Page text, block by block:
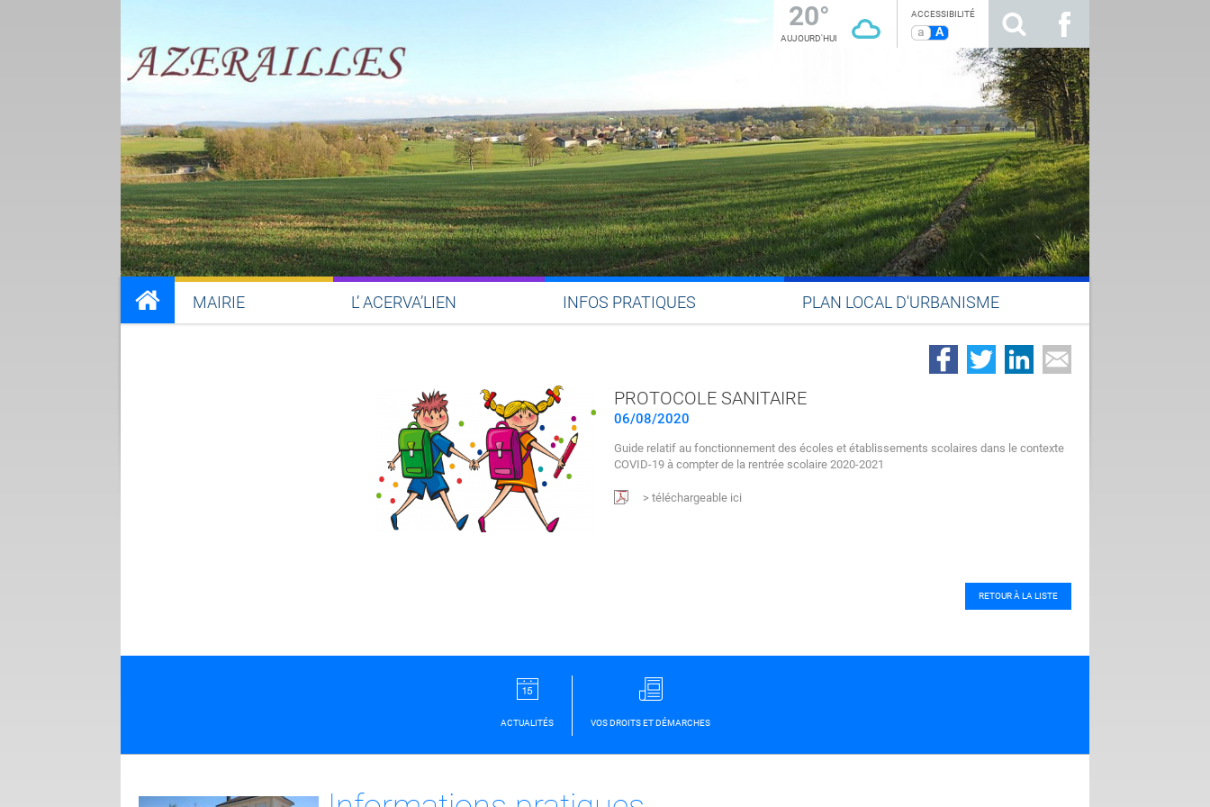
20°
AUJOURD'HUI
ACCESSIBILITÉ
a A
MAIRIE L’ ACERVA’LIEN INFOS PRATIQUES PLAN LOCAL D'URBANISME
PROTOCOLE SANITAIRE
06/08/2020
Guide relatif au fonctionnement des écoles et établissements scolaires dans le contexte
COVID-19 à compter de la rentrée scolaire 2020-2021
> téléchargeable ici
RETOUR À LA LISTE
ACTUALITÉS VOS DROITS ET DÉMARCHES